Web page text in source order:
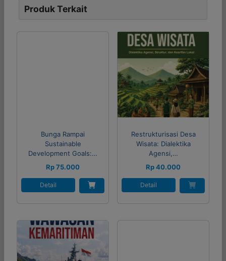
Produk Terkait
Bunga Rampai
Sustainable
Development Goals:…
Rp 75.000
Detail
Restrukturisasi Desa
Wisata: Dialektika
Agensi,…
Rp 40.000
Detail